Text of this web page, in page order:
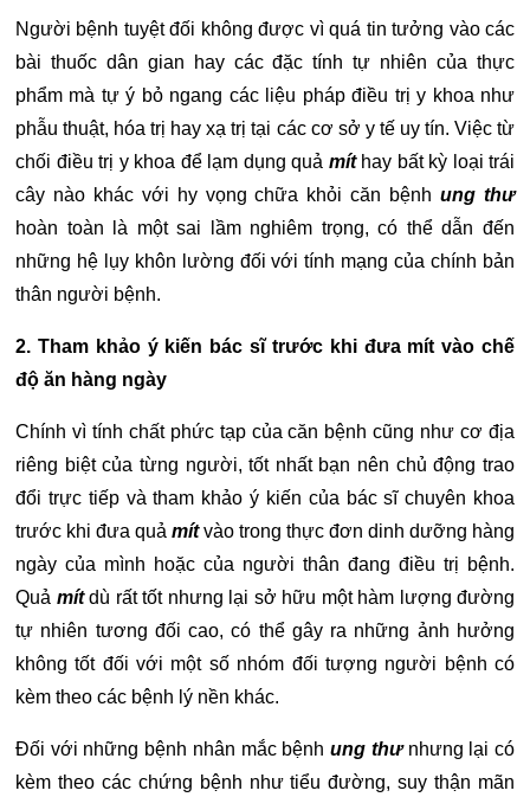
Người bệnh tuyệt đối không được vì quá tin tưởng vào các
bài thuốc dân gian hay các đặc tính tự nhiên của thực
phẩm mà tự ý bỏ ngang các liệu pháp điều trị y khoa như
phẫu thuật, hóa trị hay xạ trị tại các cơ sở y tế uy tín. Việc từ
chối điều trị y khoa để lạm dụng quả míthay bất kỳ loại trái
cây nào khác với hy vọng chữa khỏi căn bệnhung thư
hoàn toàn là một sai lầm nghiêm trọng, có thể dẫn đến
những hệ lụy khôn lường đối với tính mạng của chính bản
thân người bệnh.
2. Tham khảo ý kiến bác sĩ trước khi đưa mít vào chế
độ ăn hàng ngày
Chính vì tính chất phức tạp của căn bệnh cũng như cơ địa
riêng biệt của từng người, tốt nhất bạn nên chủ động trao
đổi trực tiếp và tham khảo ý kiến của bác sĩ chuyên khoa
trước khi đưa quả mítvào trong thực đơn dinh dưỡng hàng
ngày của mình hoặc của người thân đang điều trị bệnh.
Quả mítdù rất tốt nhưng lại sở hữu một hàm lượng đường
tự nhiên tương đối cao, có thể gây ra những ảnh hưởng
không tốt đối với một số nhóm đối tượng người bệnh có
kèm theo các bệnh lý nền khác.
Đối với những bệnh nhân mắc bệnhung thưnhưng lại có
kèm theo các chứng bệnh như tiểu đường, suy thận mãn